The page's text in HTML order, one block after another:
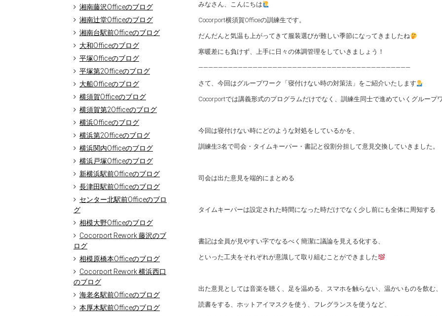
湘南藤沢Officeのブログ
湘南辻堂Officeのブログ
湘南台駅前Officeのブログ
大和Officeのブログ
平塚Officeのブログ
平塚第2Officeのブログ
大船Officeのブログ
横須賀Officeのブログ
横須賀第2Officeのブログ
横浜Officeのブログ
横浜第2Officeのブログ
横浜関内Officeのブログ
横浜戸塚Officeのブログ
新横浜駅前Officeのブログ
長津田駅前Officeのブログ
センター北駅前Officeのブロ
グ
相模大野Officeのブログ
Cocorport Rework 藤沢のブ
ログ
相模原橋本Officeのブログ
Cocorport Rework 横浜西口
のブログ
海老名駅前Officeのブログ
本厚木駅前Officeのブログ
みなさん、こんにちは
Cocorport横須賀Officeの訓練生です。
だんだんと気温も上がってきて服装選びが難しい季節になってきましたね
寒暖差にも負けず、上手に日々の体調管理をしていきましょう！
―――――――――――――――――――――――――――――――――――――――――――
さて、今回はグループワーク「寝付けない時の対策法」をご紹介いたします
Cocorportでは講義形式のプログラムだけでなく、訓練生同士で進めていくグループ
今回は寝付けない時にどのような対処をしているかを、
訓練生3名で司会・タイムキーパー・書記と役割分担して意見交換していきました。
司会は出た意見を端的にまとめる
タイムキーパーは設定された時間になった時だけでなく少し前にも全体に周知する
書記は全員が見やすい字でなるべく簡潔に議論を見える化する、
といった工夫をそれぞれが意識して取り組むことができました
出た意見としては音楽を聴く、足を温める、スマホを触らない、温かいものを飲む、
読書をする、ホットアイマスクを使う、フレグランスを使うなど、